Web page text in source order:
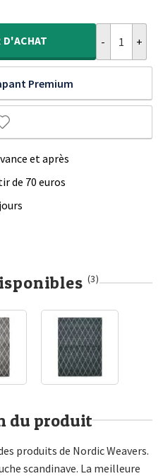
1.400,00 €.
899,90 €.
D'ACHAT
Premium
et après
de 70 euros
(3)
du produit
produits de Nordic Weavers.
scandinave. La meilleure